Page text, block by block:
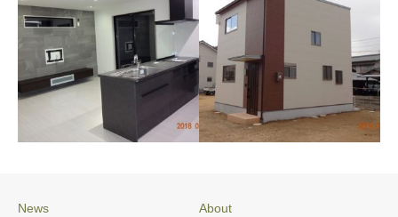
施工例085 迫川団地1号地
施工例083 T様邸 新築工
事
News About